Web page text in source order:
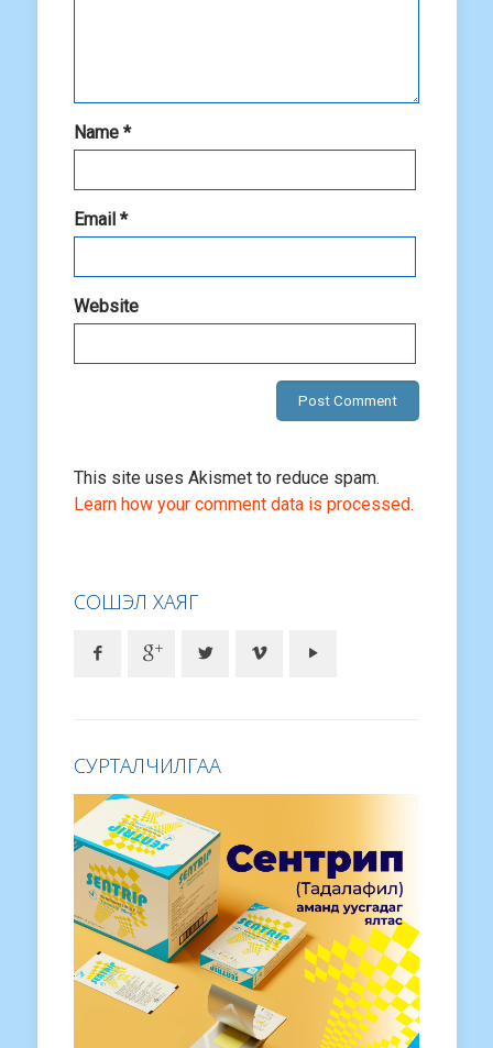
Name *
Email *
Website
This site uses Akismet to reduce spam.
Learn how your comment data is processed.
СОШЭЛ ХАЯГ
СУРТАЛЧИЛГАА